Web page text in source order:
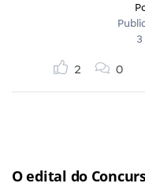
2 0
O edital do